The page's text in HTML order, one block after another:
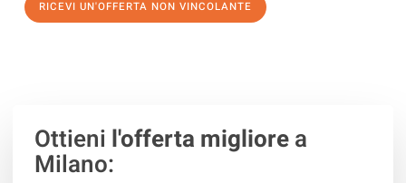
RICEVI UN'OFFERTA NON VINCOLANTE
Ottieni l'offerta migliorea
Milano: